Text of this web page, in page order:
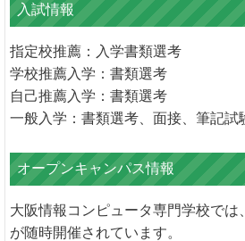
入試情報
指定校推薦：入学書類選考
学校推薦入学：書類選考
自己推薦入学：書類選考
一般入学：書類選考、面接、筆記試
オープンキャンパス情報
大阪情報コンピュータ専門学校では
が随時開催されています。